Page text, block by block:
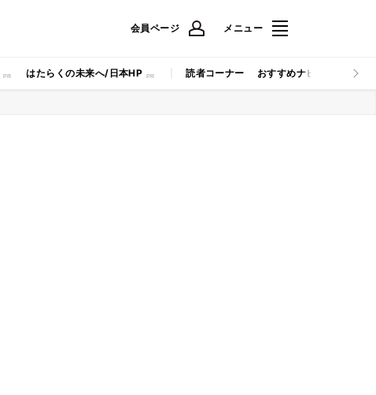
会員ページ メニュー
はたらくの未来へ/日本HP 読者コーナー おすすめナビ マイナビ